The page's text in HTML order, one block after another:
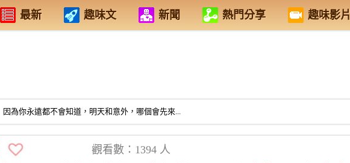
最新 趣味文 新聞 熱門分享 趣味影片
因為你永遠都不會知道，明天和意外，哪個會先來...
觀看數：1394 人